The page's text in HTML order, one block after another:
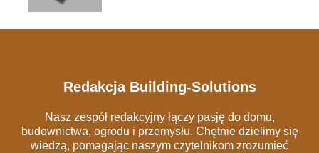
Redakcja Building-Solutions
Nasz zespół redakcyjny łączy pasję do domu,
budownictwa, ogrodu i przemysłu. Chętnie dzielimy się
wiedzą, pomagając naszym czytelnikom zrozumieć